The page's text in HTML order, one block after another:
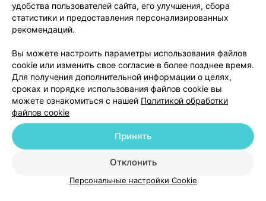
Вакансии
Партнеры
Написать руководителю 103.by
Персональные настройки cookie
Обработка персональных данных
удобства пользователей сайта, его улучшения, сбора
статистики и предоставления персонализированных
рекомендаций.
Вы можете настроить параметры использования файлов
cookie или изменить свое согласие в более позднее время.
Для получения дополнительной информации о целях,
сроках и порядке использования файлов cookie вы
можете ознакомиться с нашей Политикой обработки
файлов cookie
Отклонить
Принять
Персональные настройки Cookie